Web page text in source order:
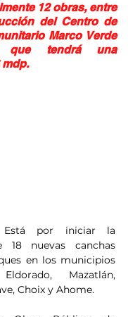
12 obras, entre
del Centro de
Marco Verde
que tendrá una
Está por iniciar la
18 nuevas canchas
en los municipios
Mazatlán,
Choix y Ahome.